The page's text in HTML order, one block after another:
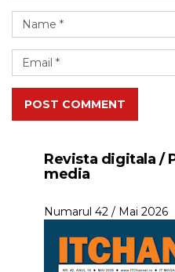
POST COMMENT
Revista digitala /
media
Numarul 42 / Mai 2026